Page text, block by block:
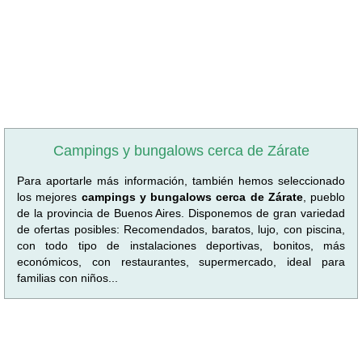
Campings y bungalows cerca de Zárate
Para aportarle más información, también hemos seleccionado
los mejores campings y bungalows cerca de Zárate, pueblo
de la provincia de Buenos Aires. Disponemos de gran variedad
de ofertas posibles: Recomendados, baratos, lujo, con piscina,
con todo tipo de instalaciones deportivas, bonitos, más
económicos, con restaurantes, supermercado, ideal para
familias con niños...